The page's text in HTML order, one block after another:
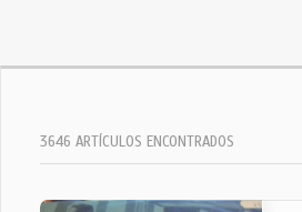
3646 ARTÍCULOS ENCONTRADOS